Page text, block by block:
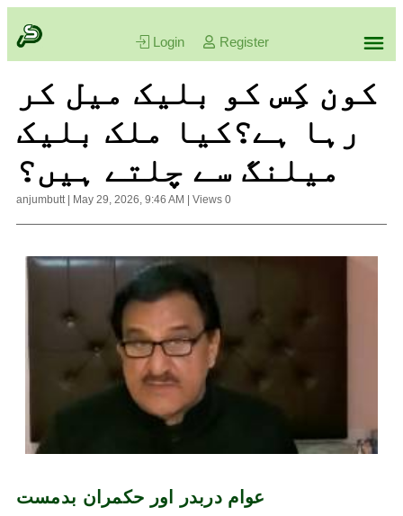
Login Register
کون کِس کو بلیک میل کر
رہا ہے؟کیا ملک بلیک
میلنگ سے چلتے ہیں؟
anjumbutt| May 29, 2026, 9:46 AM Views 0
عوام دربدر اور حکمران بدمست